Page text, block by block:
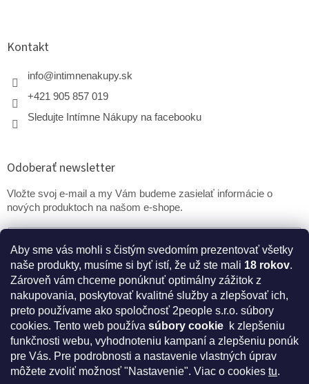
Aby sme vás mohli s čistým svedomím prezentovať všetky
naše produkty, musíme si byť istí, že už ste mali 18 rokov.
Zároveň vám chceme ponúknuť optimálny zážitok z
nakupovania, poskytovať kvalitné služby a zlepšovať ich,
preto používame ako spoločnosť 2people s.r.o. súbory
cookies. Tento web používa súbory cookie k zlepšeniu
funkčnosti webu, vyhodnoteniu kampaní a zlepšeniu ponúk
pre Vás. Pre podrobnosti a nastavenie vlastných úprav
môžete zvoliť možnosť "Nastavenie". Viac o cookies tu.
Kontakt
info@intimnenakupy.sk
+421 905 857 019
Sledujte Intímne Nákupy na facebooku
Odoberať newsletter
Vložte svoj e-mail a my Vám budeme zasielať informácie o
nových produktoch na našom e-shope.
PRIHLÁSIŤ SA
* Disclaimer: Bezpečnostné prehlásenie k výživovým
doplnkom a kozmetike